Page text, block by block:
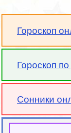
Гороскоп
Гороскоп
Сонники